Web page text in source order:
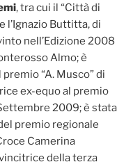
, tra cui il “Città di
l’Ignazio Buttitta, di
nell’Edizione 2008
Almo; è
“A. Musco” di
ex-equo al premio
2009; è stata
premio regionale
Camerina
della terza